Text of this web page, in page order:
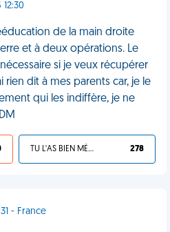
de la main droite
et à deux opérations. Le
si je veux récupérer
rien dit à mes parents car, je le
qui les indiffère, je ne
TU L'AS BIEN MÉRITÉ 278
- France